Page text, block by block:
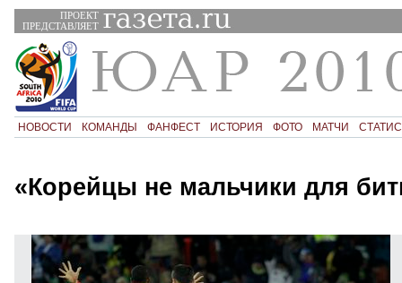
ПРОЕКТ
ПРЕДСТАВЛЯЕТ
НОВОСТИ КОМАНДЫ ФАНФЕСТ ИСТОРИЯ ФОТО МАТЧИ
«Корейцы не мальчики для